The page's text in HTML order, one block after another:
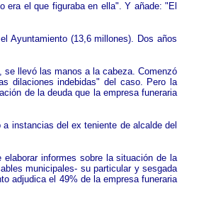
era el que figuraba en ella". Y añade: "El
Ayuntamiento (13,6 millones). Dos años
se llevó las manos a la cabeza. Comenzó
dilaciones indebidas" del caso. Pero la
de la deuda que la empresa funeraria
instancias del ex teniente de alcalde del
informes sobre la situación de la
municipales- su particular y sesgada
adjudica el 49% de la empresa funeraria